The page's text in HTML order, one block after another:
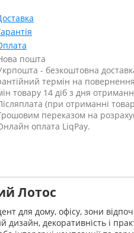
пошта
- безкоштовна
термін на
товару 14 діб з дня
(при отриманні
переказом на
оплата LiqPay.
Лотос
для дому, офісу, зони
декоративність і